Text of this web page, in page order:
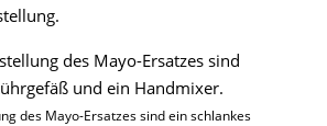
des Mayo-Ersatzes sind ein schlankes